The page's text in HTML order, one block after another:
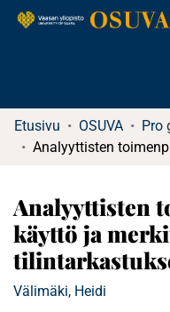
Etusivu OSUVA
Analyyttisten
käyttö ja
Välimäki, Heidi